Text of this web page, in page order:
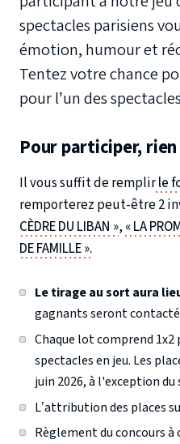
spectacles parisiens
émotion, humour et
Tentez votre chance
pour l’un des
Pour participer,
Il vous suffit de remplirle
remporterez peut-être 2
CÈDRE DU LIBAN », « LA
DE FAMILLE ».
Le tirage au sort aura
gagnants seront
Chaque lot comprend 1x2
spectacles en jeu. Les
juin 2026, à l'exception
L’attribution des places
Règlement du concours